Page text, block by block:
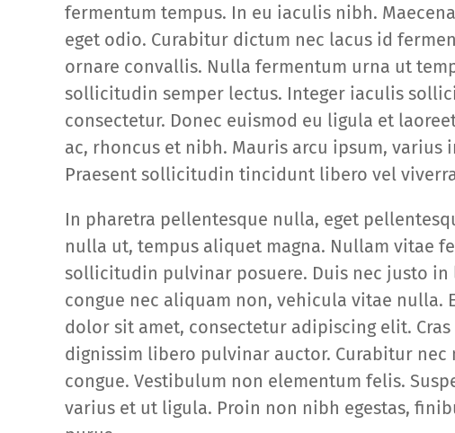
fermentum tempus. In eu iaculis nibh.
eget odio. Curabitur dictum nec lacus id
ornare convallis. Nulla fermentum urna ut
sollicitudin semper lectus. Integer iaculis
consectetur. Donec euismod eu ligula et
ac, rhoncus et nibh. Mauris arcu ipsum,
Praesent sollicitudin tincidunt libero vel
In pharetra pellentesque nulla, eget
nulla ut, tempus aliquet magna. Nullam vitae
sollicitudin pulvinar posuere. Duis nec justo in
congue nec aliquam non, vehicula vitae nulla.
dolor sit amet, consectetur adipiscing elit.
dignissim libero pulvinar auctor. Curabitur
congue. Vestibulum non elementum felis.
varius et ut ligula. Proin non nibh egestas,